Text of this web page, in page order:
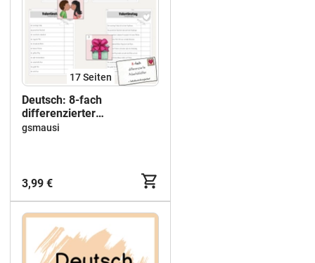
17Seiten
Deutsch: 8-fach
differenzierter
Lesespaziergang
gsmausi
3,99 €